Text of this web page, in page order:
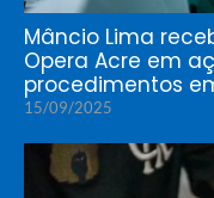
Mâncio Lima
Opera Acre em
procedimentos
15/09/2025